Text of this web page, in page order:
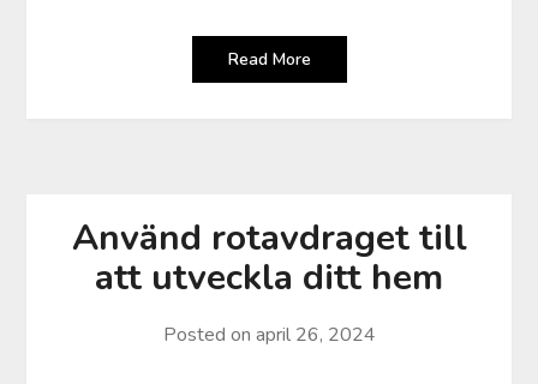
Read More
Använd rotavdraget till
att utveckla ditt hem
Posted on april 26, 2024